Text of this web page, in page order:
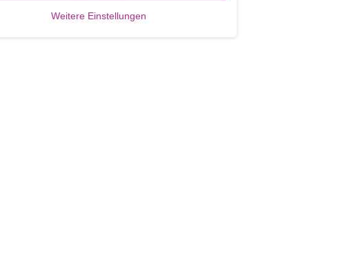
Weitere Einstellungen